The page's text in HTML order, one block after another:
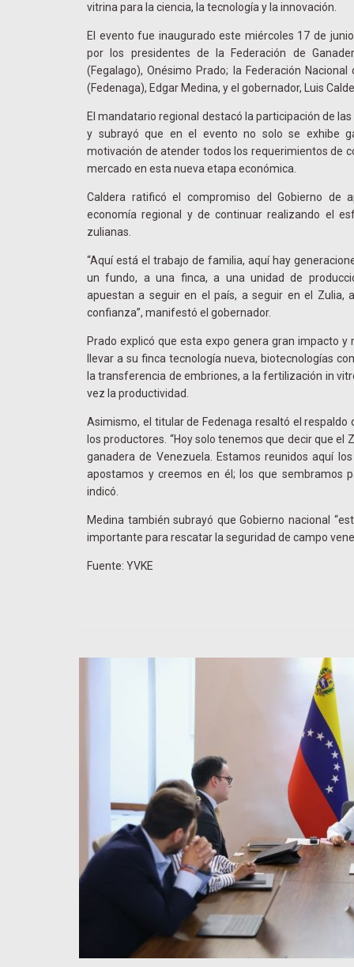
vitrina para la ciencia, la tecnología y la innovación.
El evento fue inaugurado este miércoles 17 de
por los presidentes de la Federación de
(Fegalago), Onésimo Prado; la Federación
(Fedenaga), Edgar Medina, y el gobernador, Luis
El mandatario regional destacó la participación de
y subrayó que en el evento no solo se exhibe
motivación de atender todos los requerimientos de
mercado en esta nueva etapa económica.
Caldera ratificó el compromiso del Gobierno de
economía regional y de continuar realizando el
zulianas.
“Aquí está el trabajo de familia, aquí hay
un fundo, a una finca, a una unidad de
apuestan a seguir en el país, a seguir en el Zulia,
confianza”, manifestó el gobernador.
Prado explicó que esta expo genera gran impacto
llevar a su finca tecnología nueva, biotecnologías
la transferencia de embriones, a la fertilización in
vez la productividad.
Asimismo, el titular de Fedenaga resaltó el respaldo
los productores. “Hoy solo tenemos que decir que el
ganadera de Venezuela. Estamos reunidos aquí
apostamos y creemos en él; los que sembramos
indicó.
Medina también subrayó que Gobierno nacional
importante para rescatar la seguridad de campo
Fuente: YVKE